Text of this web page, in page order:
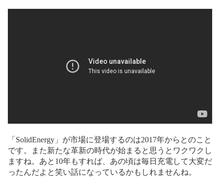
「SolidEnergy」が市場に登場するのは2017年からとのこと
です。また新たな革新の時代が始まると思うとワクワクし
ますね。あと10年もすれば、あの頃は毎日充電して大変だ
ったんだよと笑い話になっているかもしれませんね。